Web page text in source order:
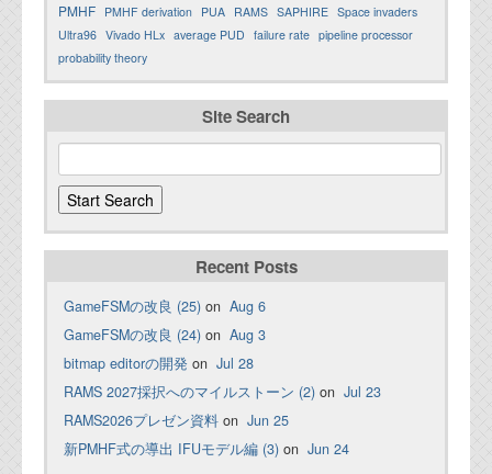
PMHF PMHF derivation PUA RAMS SAPHIRE Space invaders
Ultra96 Vivado HLx average PUD failure rate pipeline processor
probability theory
Site Search
Recent Posts
GameFSMの改良 (25) on Aug 6
GameFSMの改良 (24) on Aug 3
bitmap editorの開発 on Jul 28
RAMS 2027採択へのマイルストーン (2) on Jul 23
RAMS2026プレゼン資料 on Jun 25
新PMHF式の導出 IFUモデル編 (3) on Jun 24